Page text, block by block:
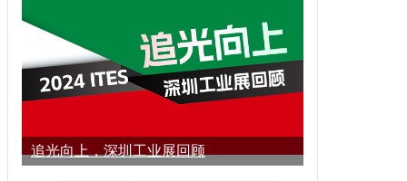
追光向上，深圳工业展回顾